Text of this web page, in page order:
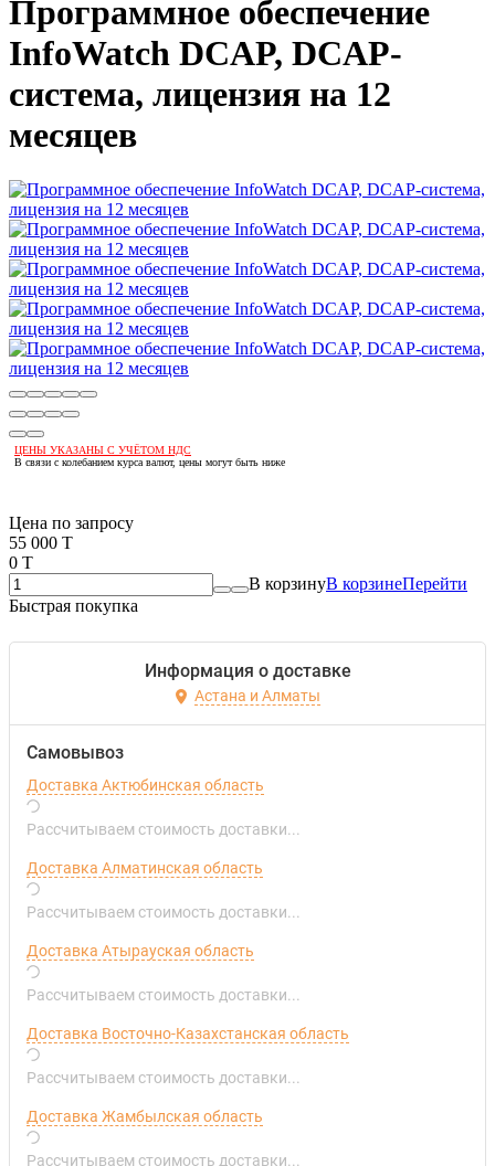
Программное обеспечение
InfoWatch DCAP, DCAP-
система, лицензия на 12
месяцев
ЦЕНЫ УКАЗАНЫ С УЧЁТОМ НДС
В связи с колебанием курса валют, цены могут быть ниже
Цена по запросу
55 000 T
0 T
В корзинуВ корзинеПерейти
Быстрая покупка
Информация о доставке
Астана и Алматы
Самовывоз
Доставка Актюбинская область
Рассчитываем стоимость доставки...
Доставка Алматинская область
Рассчитываем стоимость доставки...
Доставка Атырауская область
Рассчитываем стоимость доставки...
Доставка Восточно-Казахстанская область
Рассчитываем стоимость доставки...
Доставка Жамбылская область
Рассчитываем стоимость доставки...